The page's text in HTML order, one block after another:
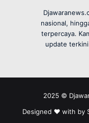
nasional,
terpercaya.
update
2025 ©
Designed ❤️ with by